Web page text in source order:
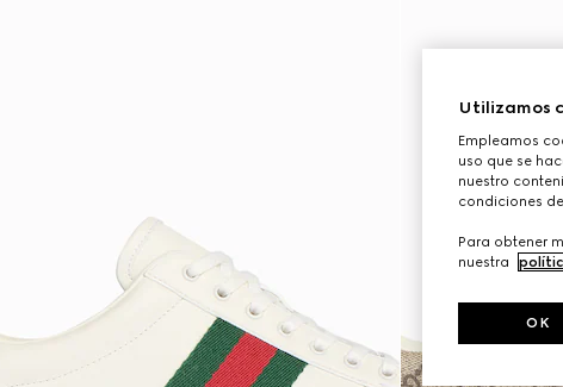
Utilizamos
Empleamos
uso que se
nuestro
condiciones
Para obtener
nuestra
OK